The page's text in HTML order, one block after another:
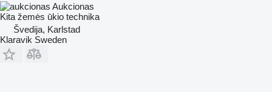
Aukcionas
Kita žemės ūkio technika
Švedija, Karlstad
Klaravik Sweden